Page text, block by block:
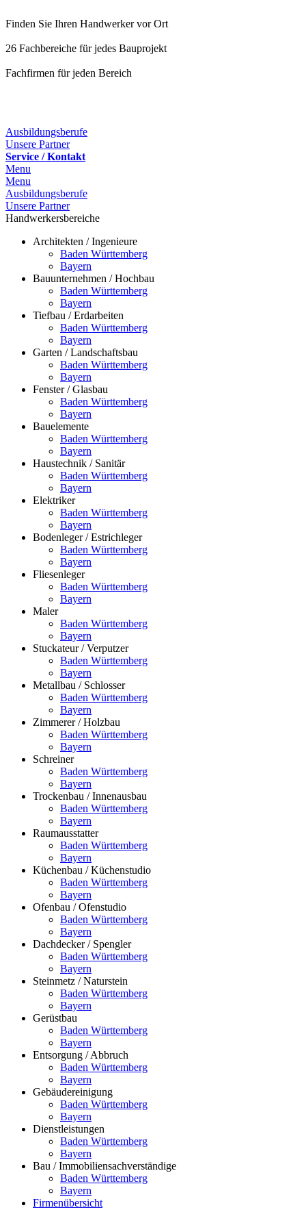
Finden Sie Ihren Handwerker vor Ort
26 Fachbereiche für jedes Bauprojekt
Fachfirmen für jeden Bereich
Ausbildungsberufe
Unsere Partner
Service / Kontakt
Menu
Menu
Ausbildungsberufe
Unsere Partner
Handwerkersbereiche
Architekten / Ingenieure
Baden Württemberg
Bayern
Bauunternehmen / Hochbau
Baden Württemberg
Bayern
Tiefbau / Erdarbeiten
Baden Württemberg
Bayern
Garten / Landschaftsbau
Baden Württemberg
Bayern
Fenster / Glasbau
Baden Württemberg
Bayern
Bauelemente
Baden Württemberg
Bayern
Haustechnik / Sanitär
Baden Württemberg
Bayern
Elektriker
Baden Württemberg
Bayern
Bodenleger / Estrichleger
Baden Württemberg
Bayern
Fliesenleger
Baden Württemberg
Bayern
Maler
Baden Württemberg
Bayern
Stuckateur / Verputzer
Baden Württemberg
Bayern
Metallbau / Schlosser
Baden Württemberg
Bayern
Zimmerer / Holzbau
Baden Württemberg
Bayern
Schreiner
Baden Württemberg
Bayern
Trockenbau / Innenausbau
Baden Württemberg
Bayern
Raumausstatter
Baden Württemberg
Bayern
Küchenbau / Küchenstudio
Baden Württemberg
Bayern
Ofenbau / Ofenstudio
Baden Württemberg
Bayern
Dachdecker / Spengler
Baden Württemberg
Bayern
Steinmetz / Naturstein
Baden Württemberg
Bayern
Gerüstbau
Baden Württemberg
Bayern
Entsorgung / Abbruch
Baden Württemberg
Bayern
Gebäudereinigung
Baden Württemberg
Bayern
Dienstleistungen
Baden Württemberg
Bayern
Bau / Immobiliensachverständige
Baden Württemberg
Bayern
Firmenübersicht